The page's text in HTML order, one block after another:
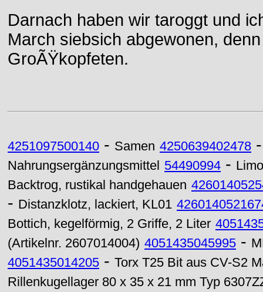
Darnach haben wir taroggt und
March siebsich abgewonen,
GroÃŸkopfeten.
4251097500140 - Samen 4250639402478
Nahrungsergänzungsmittel 54490994 -
Backtrog, rustikal handgehauen
- Distanzklotz, lackiert, KL01
Bottich, kegelförmig, 2 Griffe, 2 Liter
(Artikelnr. 2607014004) 4051435045995 -
4051435014205 - Torx T25 Bit aus CV-S2
Rillenkugellager 80 x 35 x 21 mm Typ